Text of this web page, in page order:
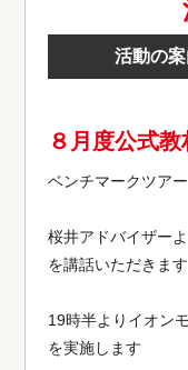
活動の
８月度公式
ベンチマークツアー
桜井アドバイザー
を講話いただきます
19時半よりイオン
を実施します